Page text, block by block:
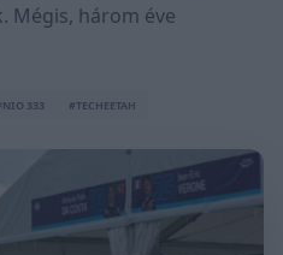
Mégis, három éve
333 #TECHEETAH